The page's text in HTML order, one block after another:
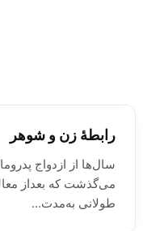
رابطۀ زن و شوهر
سال‌ها از ازدواج
می‌گذشت که بعداز
طولانی به‌مدت…